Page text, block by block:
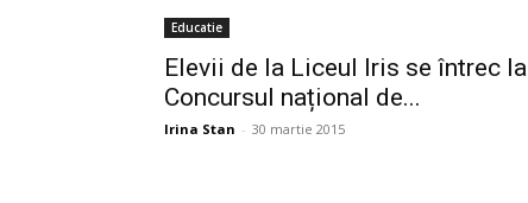
Educatie
Elevii de la Liceul Iris se întrec la
Concursul național de...
Irina Stan - 30 martie 2015